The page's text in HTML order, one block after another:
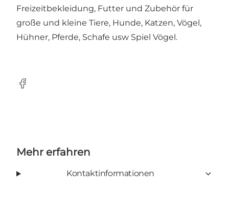
Freizeitbekleidung, Futter und Zubehör für
große und kleine Tiere, Hunde, Katzen, Vögel,
Hühner, Pferde, Schafe usw Spiel Vögel.
Facebook
Mehr erfahren
Kontaktinformationen